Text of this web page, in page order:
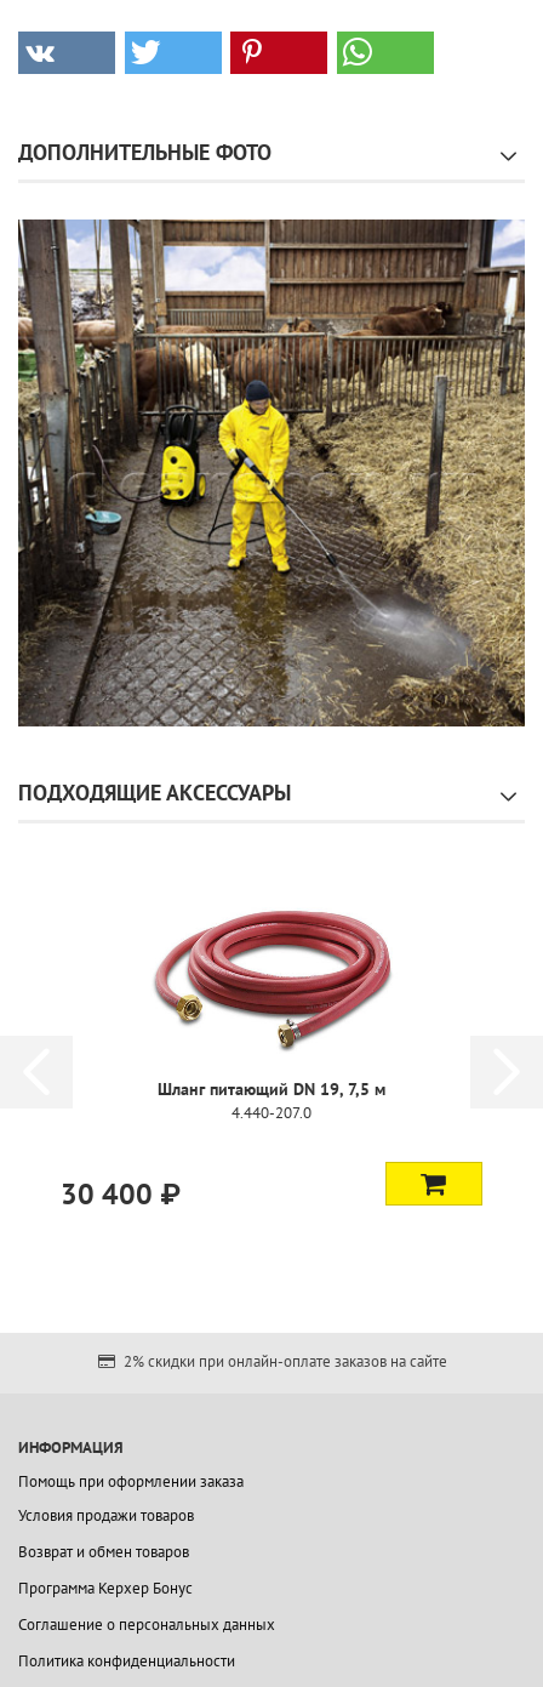
ДОПОЛНИТЕЛЬНЫЕ ФОТО
ПОДХОДЯЩИЕ АКСЕССУАРЫ
Шланг питающий DN 19, 7,5 м
4.440-207.0
30 400 ₽
2% скидки при онлайн-оплате заказов на сайте
ИНФОРМАЦИЯ
Помощь при оформлении заказа
Условия продажи товаров
Возврат и обмен товаров
Программа Керхер Бонус
Соглашение о персональных данных
Политика конфиденциальности